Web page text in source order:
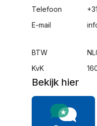
Telefoon
E-mail
BTW
KvK
Bekijk hier